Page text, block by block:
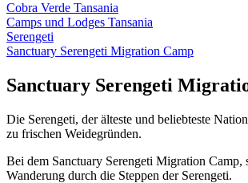
Cobra Verde Tansania
Camps und Lodges Tansania
Serengeti
Sanctuary Serengeti Migration Camp
Sanctuary Serengeti
Die Serengeti, der älteste und beliebteste
zu frischen Weidegründen.
Bei dem Sanctuary Serengeti Migration Camp,
Wanderung durch die Steppen der Serengeti.